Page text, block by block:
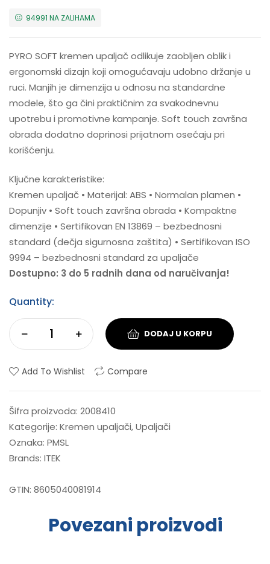
94991 NA ZALIHAMA
PYRO SOFT kremen upaljač odlikuje zaobljen oblik i
ergonomski dizajn koji omogućavaju udobno držanje u
ruci. Manjih je dimenzija u odnosu na standardne
modele, što ga čini praktičnim za svakodnevnu
upotrebu i promotivne kampanje. Soft touch završna
obrada dodatno doprinosi prijatnom osećaju pri
korišćenju.
Ključne karakteristike:
Kremen upaljač • Materijal: ABS • Normalan plamen •
Dopunjiv • Soft touch završna obrada • Kompaktne
dimenzije • Sertifikovan EN 13869 – bezbednosni
standard (dečja sigurnosna zaštita) • Sertifikovan ISO
9994 – bezbednosni standard za upaljače
Dostupno: 3 do 5 radnih dana od naručivanja!
Quantity:
DODAJ U KORPU
Add To Wishlist Compare
Šifra proizvoda: 2008410
Kategorije: Kremen upaljači,Upaljači
Oznaka: PMSL
Brands: ITEK
GTIN: 8605040081914
Povezani proizvodi